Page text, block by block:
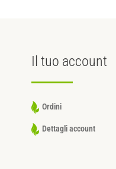
Il tuo account
Ordini
Dettagli account